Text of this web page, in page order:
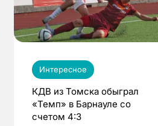
Интересное
КДВ из Томска обыграл
«Темп» в Барнауле со
счетом 4:3